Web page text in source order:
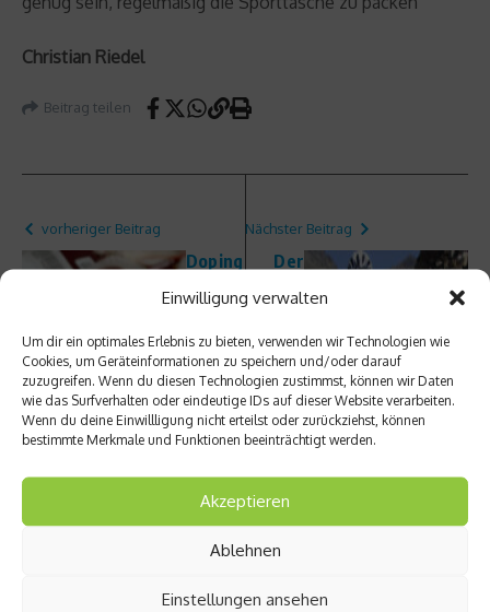
Einwilligung verwalten
Um dir ein optimales Erlebnis zu bieten, verwenden wir Technologien wie
Cookies, um Geräteinformationen zu speichern und/oder darauf
zuzugreifen. Wenn du diesen Technologien zustimmst, können wir Daten
wie das Surfverhalten oder eindeutige IDs auf dieser Website verarbeiten.
Wenn du deine Einwillligung nicht erteilst oder zurückziehst, können
bestimmte Merkmale und Funktionen beeinträchtigt werden.
Akzeptieren
Ablehnen
Einstellungen ansehen
Christian Riedel
Beitrag teilen
vorheriger Beitrag
Doping
Teil 7:
ping –
Das
Revival
eines
„Klassi
Nächster Beitrag
Der
hleten
Alpenc
ross –
Mit
dem
Mount
über
die
Alpen